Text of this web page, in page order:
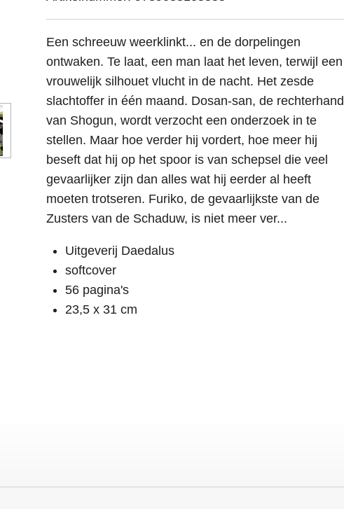
Een schreeuw weerklinkt... en de dorpelingen
ontwaken. Te laat, een man laat het leven, terwijl een
vrouwelijk silhouet vlucht in de nacht. Het zesde
slachtoffer in één maand. Dosan-san, de rechterhand
van Shogun, wordt verzocht een onderzoek in te
stellen. Maar hoe verder hij vordert, hoe meer hij
beseft dat hij op het spoor is van schepsel die veel
gevaarlijker zijn dan alles wat hij eerder al heeft
moeten trotseren. Furiko, de gevaarlijkste van de
Zusters van de Schaduw, is niet meer ver...
Uitgeverij Daedalus
softcover
56 pagina's
23,5 x 31 cm